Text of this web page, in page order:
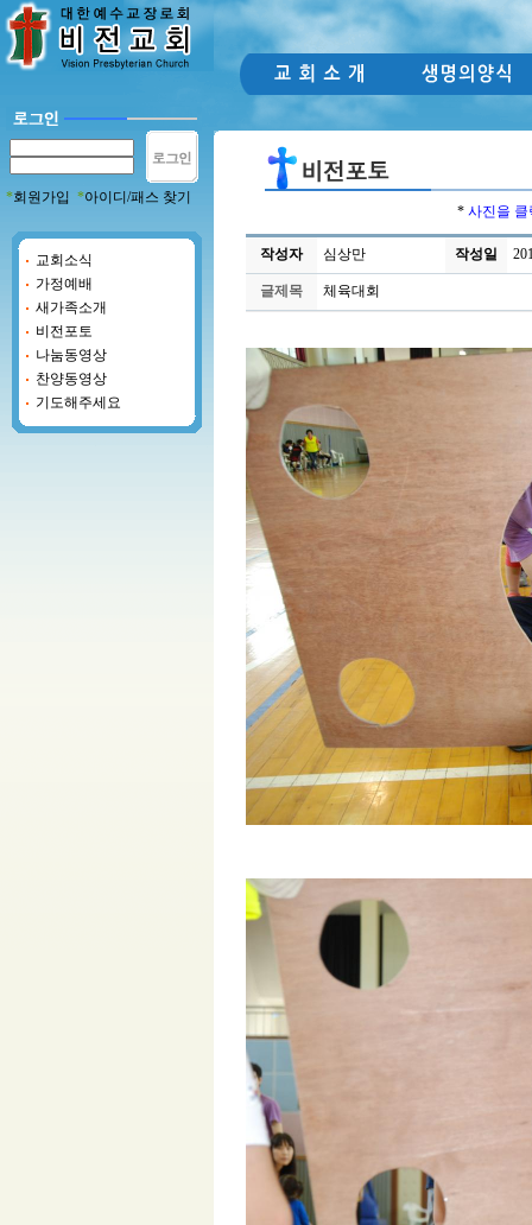
*회원가입 *아이디/패스 찾기
교회소식
가정예배
새가족소개
비전포토
나눔동영상
찬양동영상
기도해주세요
* 사진을 클
작성자 심상만 작성일
글제목 체육대회